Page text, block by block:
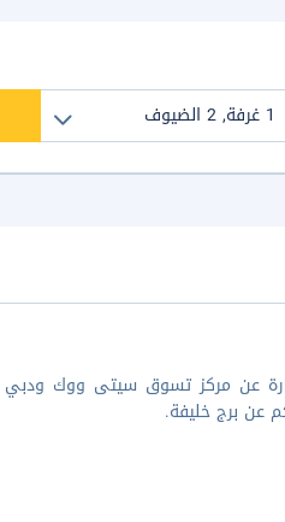
ستكون في مركز دبي، على بُعد 5 دقائق بالسيارة عن مركز تسوق